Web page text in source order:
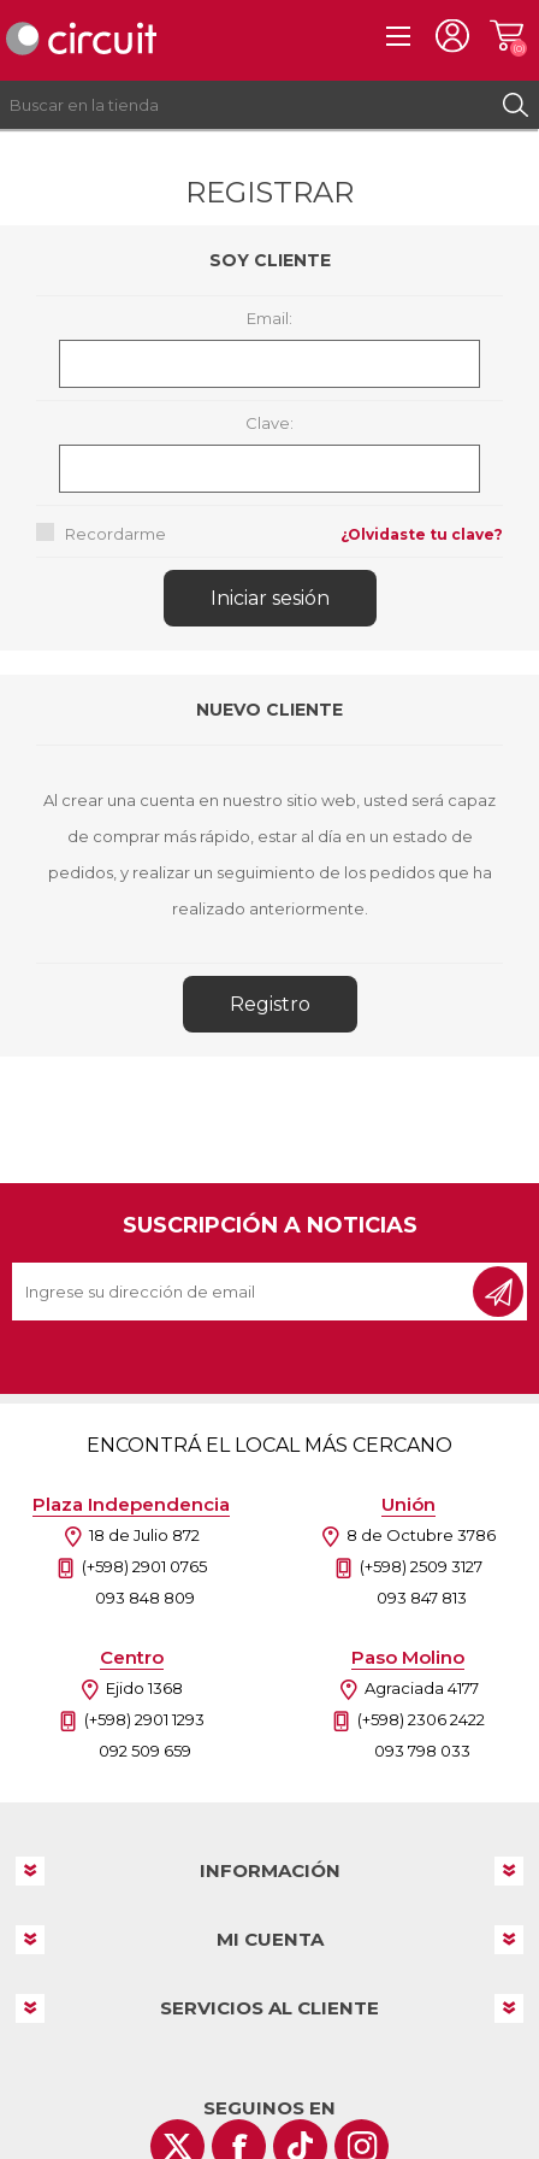
(0)
REGISTRAR
SOY CLIENTE
Email:
Clave:
Recordarme ¿Olvidaste tu clave?
NUEVO CLIENTE
Al crear una cuenta en nuestro sitio web, usted será capaz
de comprar más rápido, estar al día en un estado de
pedidos, y realizar un seguimiento de los pedidos que ha
realizado anteriormente.
SUSCRIPCIÓN A NOTICIAS
ENCONTRÁ EL LOCAL MÁS CERCANO
Plaza Independencia
18 de Julio 872
(+598) 2901 0765
093 848 809
Unión
8 de Octubre 3786
(+598) 2509 3127
093 847 813
Centro
Ejido 1368
(+598) 2901 1293
092 509 659
Paso Molino
Agraciada 4177
(+598) 2306 2422
093 798 033
INFORMACIÓN
MI CUENTA
SERVICIOS AL CLIENTE
SEGUINOS EN